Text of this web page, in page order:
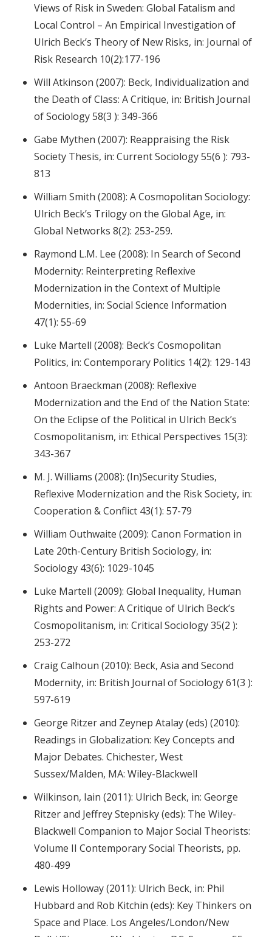
Views of Risk in Sweden: Global Fatalism and
Local Control – An Empirical Investigation of
Ulrich Beck’s Theory of New Risks, in: Journal of
Risk Research 10(2):177-196
Will Atkinson (2007): Beck, Individualization and
the Death of Class: A Critique, in: British Journal
of Sociology 58(3 ): 349-366
Gabe Mythen (2007): Reappraising the Risk
Society Thesis, in: Current Sociology 55(6 ): 793-
813
William Smith (2008): A Cosmopolitan Sociology:
Ulrich Beck’s Trilogy on the Global Age, in:
Global Networks 8(2): 253-259.
Raymond L.M. Lee (2008): In Search of Second
Modernity: Reinterpreting Reflexive
Modernization in the Context of Multiple
Modernities, in: Social Science Information
47(1): 55-69
Luke Martell (2008): Beck’s Cosmopolitan
Politics, in: Contemporary Politics 14(2): 129-143
Antoon Braeckman (2008): Reflexive
Modernization and the End of the Nation State:
On the Eclipse of the Political in Ulrich Beck’s
Cosmopolitanism, in: Ethical Perspectives 15(3):
343-367
M. J. Williams (2008): (In)Security Studies,
Reflexive Modernization and the Risk Society, in:
Cooperation & Conflict 43(1): 57-79
William Outhwaite (2009): Canon Formation in
Late 20th-Century British Sociology, in:
Sociology 43(6): 1029-1045
Luke Martell (2009): Global Inequality, Human
Rights and Power: A Critique of Ulrich Beck’s
Cosmopolitanism, in: Critical Sociology 35(2 ):
253-272
Craig Calhoun (2010): Beck, Asia and Second
Modernity, in: British Journal of Sociology 61(3 ):
597-619
George Ritzer and Zeynep Atalay (eds) (2010):
Readings in Globalization: Key Concepts and
Major Debates. Chichester, West
Sussex/Malden, MA: Wiley-Blackwell
Wilkinson, Iain (2011): Ulrich Beck, in: George
Ritzer and Jeffrey Stepnisky (eds): The Wiley-
Blackwell Companion to Major Social Theorists:
Volume II Contemporary Social Theorists, pp.
480-499
Lewis Holloway (2011): Ulrich Beck, in: Phil
Hubbard and Rob Kitchin (eds): Key Thinkers on
Space and Place. Los Angeles/London/New